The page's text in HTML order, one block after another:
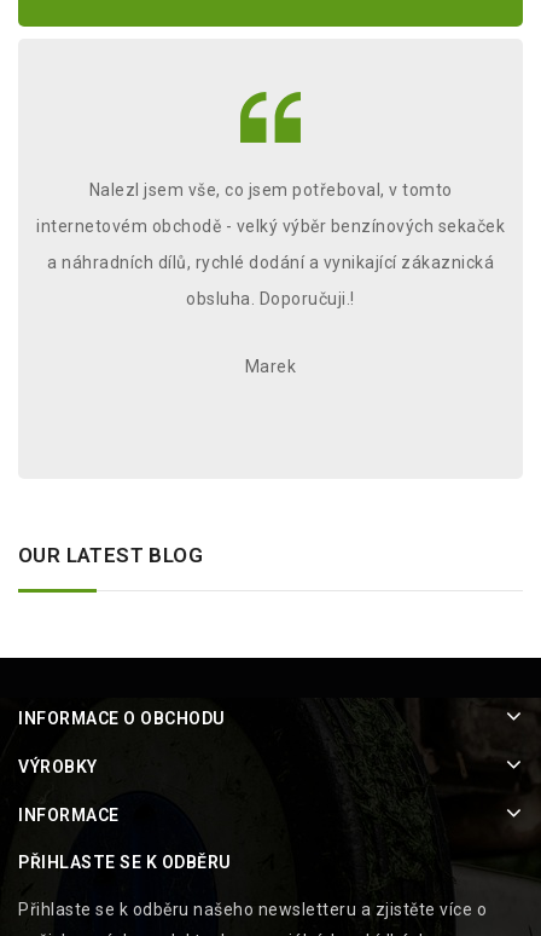
Nalezl jsem vše, co jsem potřeboval, v tomto
internetovém obchodě - velký výběr benzínových sekaček
a náhradních dílů, rychlé dodání a vynikající zákaznická
obsluha. Doporučuji.!
Marek
OUR LATEST BLOG
INFORMACE O OBCHODU
VÝROBKY
INFORMACE
PŘIHLASTE SE K ODBĚRU
Přihlaste se k odběru našeho newsletteru a zjistěte více o